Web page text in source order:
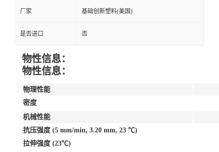
厂家 基础创新塑料(美国)
是否进口 否
物性信息：
物性信息：
物理性能
密度
机械性能
抗压强度 (5 mm/min, 3.20 mm, 23 ℃)
拉伸强度 (23℃)